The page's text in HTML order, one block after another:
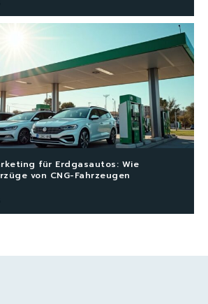
für Erdgasautos: Wie
von CNG-Fahrzeugen